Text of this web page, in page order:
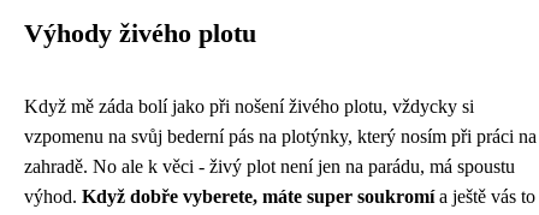
Výhody živého plotu
Když mě záda bolí jako při nošení živého plotu, vždycky si
vzpomenu na svůj bederní pás na plotýnky, který nosím při práci na
zahradě. No ale k věci - živý plot není jen na parádu, má spoustu
výhod. Když dobře vyberete, máte super soukromía ještě vás to